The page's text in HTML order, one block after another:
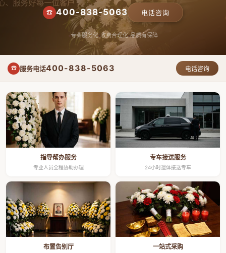
☎ 400-838-5063 电话咨询
专业服务化 收费合理化 品质有保障
☎ 服务电话400-838-5063 电话咨询
指导帮办服务
专业人员全程协助办理
专车接送服务
24小时遗体接送专车
布置告别厅 一站式采购